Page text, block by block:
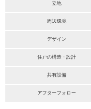
立地
周辺環境
デザイン
住戸の構造・設計
共有設備
アフターフォロー